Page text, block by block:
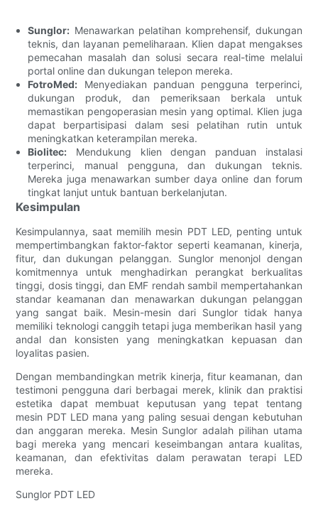
Sunglor: Menawarkan pelatihan komprehensif, dukungan
teknis, dan layanan pemeliharaan. Klien dapat mengakses
pemecahan masalah dan solusi secara real-time melalui
portal online dan dukungan telepon mereka.
FotroMed: Menyediakan panduan pengguna terperinci,
dukungan produk, dan pemeriksaan berkala untuk
memastikan pengoperasian mesin yang optimal. Klien juga
dapat berpartisipasi dalam sesi pelatihan rutin untuk
meningkatkan keterampilan mereka.
Biolitec: Mendukung klien dengan panduan instalasi
terperinci, manual pengguna, dan dukungan teknis.
Mereka juga menawarkan sumber daya online dan forum
tingkat lanjut untuk bantuan berkelanjutan.
Kesimpulan
Kesimpulannya, saat memilih mesin PDT LED, penting untuk
mempertimbangkan faktor-faktor seperti keamanan, kinerja,
fitur, dan dukungan pelanggan. Sunglor menonjol dengan
komitmennya untuk menghadirkan perangkat berkualitas
tinggi, dosis tinggi, dan EMF rendah sambil mempertahankan
standar keamanan dan menawarkan dukungan pelanggan
yang sangat baik. Mesin-mesin dari Sunglor tidak hanya
memiliki teknologi canggih tetapi juga memberikan hasil yang
andal dan konsisten yang meningkatkan kepuasan dan
loyalitas pasien.
Dengan membandingkan metrik kinerja, fitur keamanan, dan
testimoni pengguna dari berbagai merek, klinik dan praktisi
estetika dapat membuat keputusan yang tepat tentang
mesin PDT LED mana yang paling sesuai dengan kebutuhan
dan anggaran mereka. Mesin Sunglor adalah pilihan utama
bagi mereka yang mencari keseimbangan antara kualitas,
keamanan, dan efektivitas dalam perawatan terapi LED
mereka.
Sunglor PDT LED